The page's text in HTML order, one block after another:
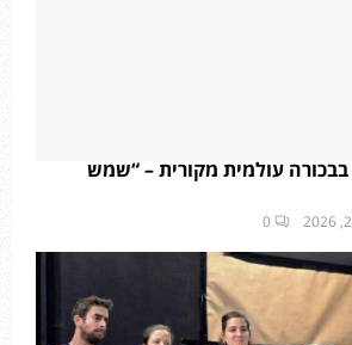
עולמית מקורית – “שמש
0